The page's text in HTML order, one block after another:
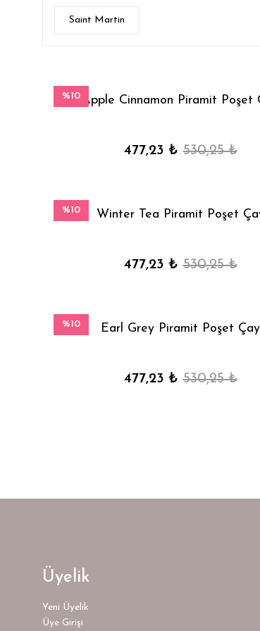
Saint Martin
%10 Apple Cinnamon Piramit Poşet
477,23 ₺ 530,25 ₺
%10 Winter Tea Piramit Poşet
477,23 ₺ 530,25 ₺
%10 Earl Grey Piramit Poşet Çay
477,23 ₺ 530,25 ₺
Üyelik
Yeni Üyelik
Üye Girişi